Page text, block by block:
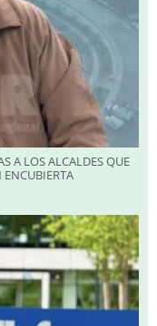
A LOS ALCALDES QUE
ENCUBIERTA